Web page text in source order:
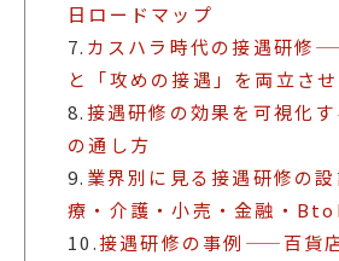
日ロードマップ
7. カスハラ時代の接遇研修
と「攻めの接遇」を両立さ
8.接遇研修の効果を可視化
の通し方
9. 業界別に見る接遇研修の
療・介護・小売・金融・
10.接遇研修の事例——百貨